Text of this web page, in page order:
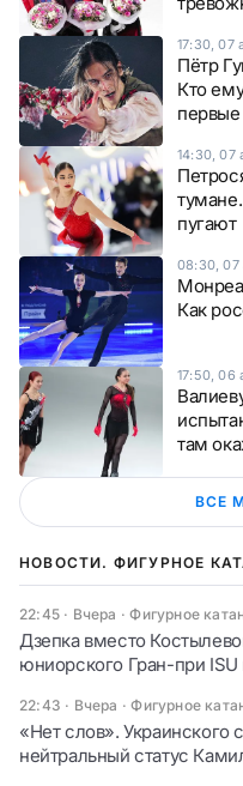
17:30, 07
Пётр
Кто
14:30, 07
пугают
08:30, 07
Как
17:50, 06
там
ВСЕ
НОВОСТИ. ФИГУРНОЕ
22:45 · Вчера ·Фигурное
Дзепка вместо
юниорского Гран-при ISU
22:43 · Вчера ·Фигурное
«Нет слов». Украинского
нейтральный статус